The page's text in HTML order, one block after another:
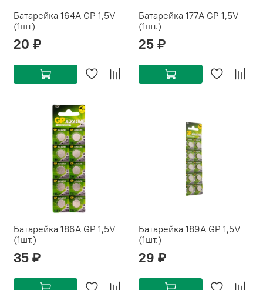
Батарейка 164A GP 1,5V
(1шт)
20 ₽
Батарейка 177A GP 1,5V
(1шт.)
25 ₽
Батарейка 186A GP 1,5V
(1шт.)
35 ₽
Батарейка 189A GP 1,5V
(1шт.)
29 ₽